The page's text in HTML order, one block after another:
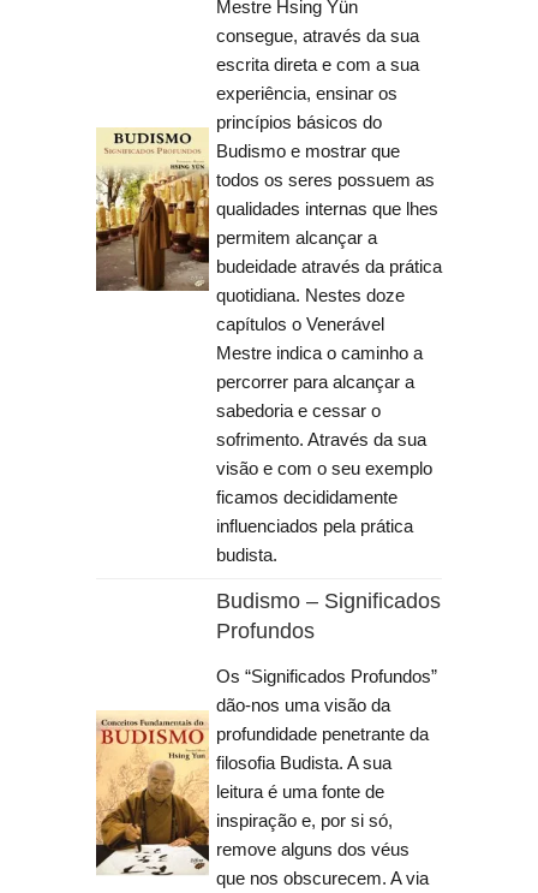
Mestre Hsing Yün
consegue, através da sua
escrita direta e com a sua
experiência, ensinar os
princípios básicos do
Budismo e mostrar que
todos os seres possuem as
qualidades internas que lhes
permitem alcançar a
budeidade através da prática
quotidiana. Nestes doze
capítulos o Venerável
Mestre indica o caminho a
percorrer para alcançar a
sabedoria e cessar o
sofrimento. Através da sua
visão e com o seu exemplo
ficamos decididamente
influenciados pela prática
budista.
Budismo – Significados
Profundos
Os “Significados Profundos”
dão-nos uma visão da
profundidade penetrante da
filosofia Budista. A sua
leitura é uma fonte de
inspiração e, por si só,
remove alguns dos véus
que nos obscurecem. A via